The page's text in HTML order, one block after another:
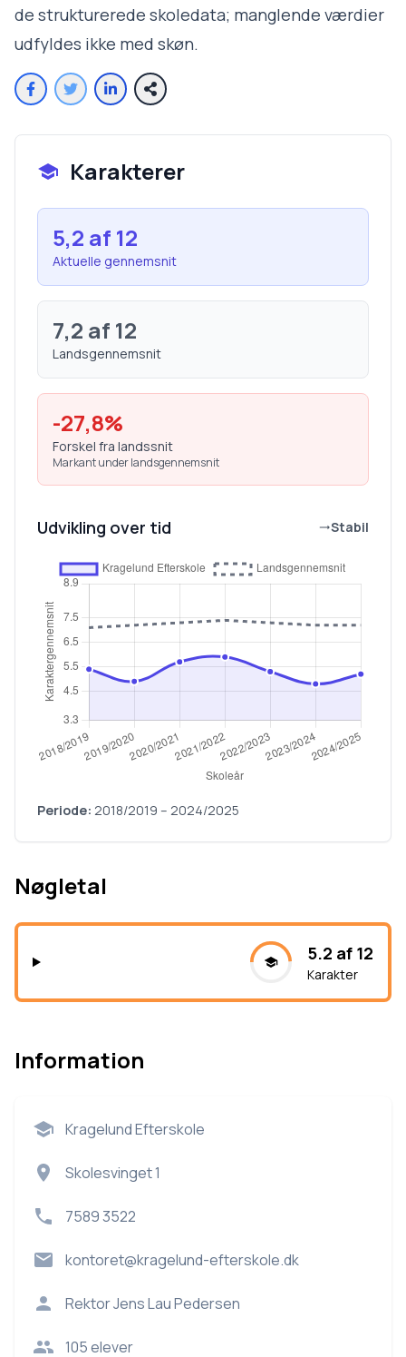
de strukturerede skoledata; manglende værdier
udfyldes ikke med skøn.
Karakterer
5,2 af 12
Aktuelle gennemsnit
7,2 af 12
Landsgennemsnit
-27,8%
Forskel fra landssnit
Markant under landsgennemsnit
Udvikling over tid Stabil
Periode: 2018/2019 – 2024/2025
Nøgletal
5.2 af 12
Karakter
Information
Kragelund Efterskole
Skolesvinget 1
7589 3522
kontoret@kragelund-efterskole.dk
RektorJens Lau Pedersen
105elever